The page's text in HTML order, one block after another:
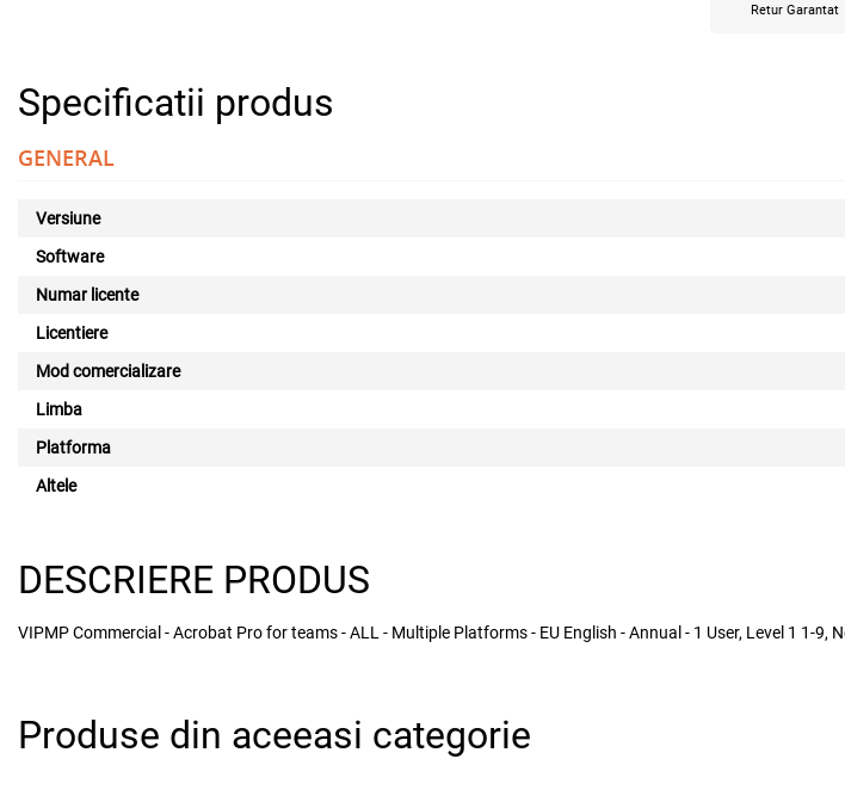
Retur Garantat
Specificatii produs
GENERAL
Versiune
Software
Numar licente
Licentiere
Mod comercializare
Limba
Platforma
Altele
DESCRIERE PRODUS
VIPMP Commercial - Acrobat Pro for teams - ALL - Multiple Platforms - EU English - Annual - 1 User, Level 1 1-9,
Produse din aceeasi categorie